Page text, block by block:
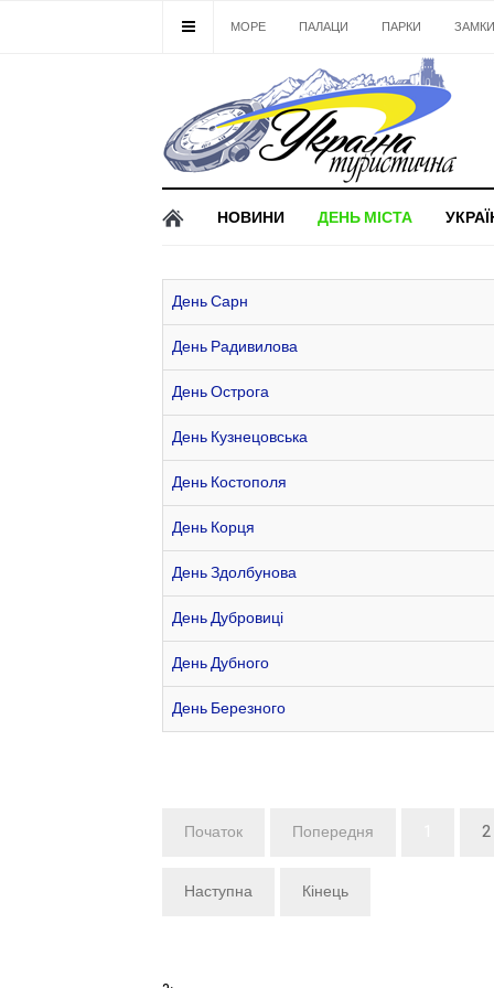
МОРЕ ПАЛАЦИ ПАРКИ ЗАМКИ
НОВИНИ ДЕНЬ МІСТА
День Сарн
День Радивилова
День Острога
День Кузнецовська
День Костополя
День Корця
День Здолбунова
День Дубровиці
День Дубного
День Березного
Початок Попередня 2
Наступна Кінець